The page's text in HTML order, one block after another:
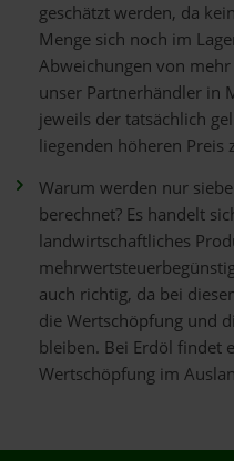
geschätzt werden, da
Menge sich noch im
Abweichungen von
unser Partnerhändler in
jeweils der tatsächlich
liegenden höheren Preis
Warum werden nur
berechnet? Es handelt
landwirtschaftliches
auch richtig, da bei
die Wertschöpfung und
bleiben. Bei Erdöl findet
Wertschöpfung im